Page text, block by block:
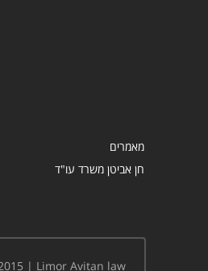
מאמרים
| Limor Avitan law